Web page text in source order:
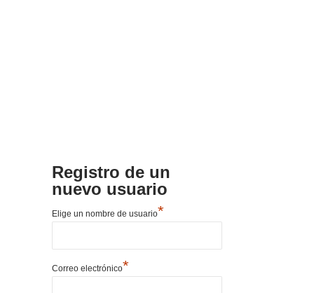
Registro de un
nuevo usuario
Elige un nombre de usuario*
Correo electrónico*